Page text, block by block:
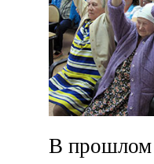
В прошлом